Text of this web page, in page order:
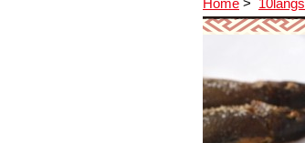
Home > 10langs